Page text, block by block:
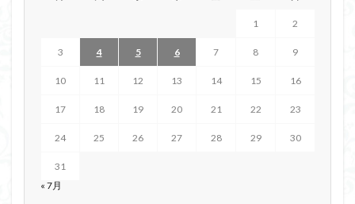
1 2
3 4 5 6 7 8 9
10 11 12 13 14 15 16
17 18 19 20 21 22 23
24 25 26 27 28 29 30
31
« 7月